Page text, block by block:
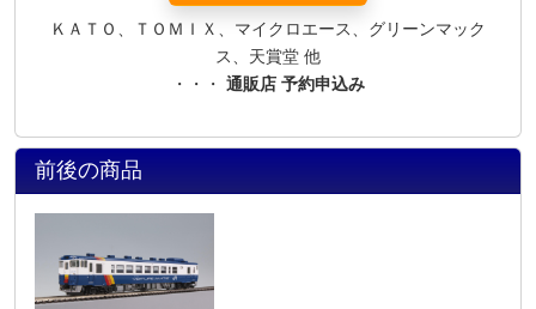
ＫＡＴＯ、ＴＯＭＩＸ、マイクロエース、グリーンマック
ス、天賞堂 他
・・・ 通販店 予約申込み
前後の商品